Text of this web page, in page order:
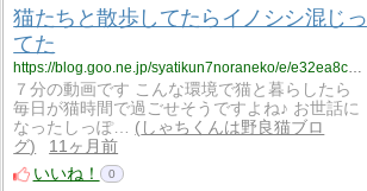
猫たちと散歩してたらイノシシ混じっ
てた
https://blog.goo.ne.jp/syatikun7noraneko/e/e32ea8c9d9a511e9e9fb019ec5643009?fm=rss
７分の動画です こんな環境で猫と暮らしたら
毎日が猫時間で過ごせそうですよね♪ お世話に
なったしっぽ…
しゃちくんは野良猫ブロ
グ
11ヶ月前
いいね！
0